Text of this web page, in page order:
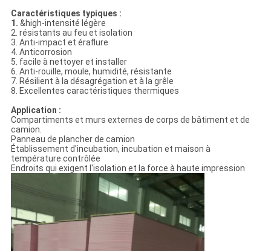
Caractéristiques typiques :
1. &high-intensité légère
2. résistants au feu et isolation
3. Anti-impact et éraflure
4. Anticorrosion
5. facile à nettoyer et installer
6. Anti-rouille, moule, humidité, résistante
7. Résilient à la désagrégation et à la grêle
8. Excellentes caractéristiques thermiques
Application :
Compartiments et murs externes de corps de bâtiment et de
camion.
Panneau de plancher de camion
Établissement d'incubation, incubation et maison à
température contrôlée
Endroits qui exigent l'isolation et la force à haute impression